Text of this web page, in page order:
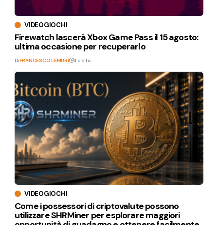
VIDEOGIOCHI
Firewatch lascerà Xbox Game Pass il 15 agosto:
ultima occasione per recuperarlo
DiFRANCESCO LEMURI 11 ore fa
VIDEOGIOCHI
Come i possessori di criptovalute possono
utilizzare SHRMiner per esplorare maggiori